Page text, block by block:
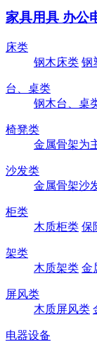
家具用具 办公
床类
钢木床类 钢
台、桌类
钢木台、桌
椅凳类
金属骨架为
沙发类
金属骨架沙
柜类
木质柜类 保
架类
木质架类 金
屏风类
木质屏风类
电器设备